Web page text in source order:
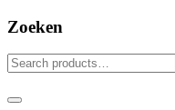
Zoeken